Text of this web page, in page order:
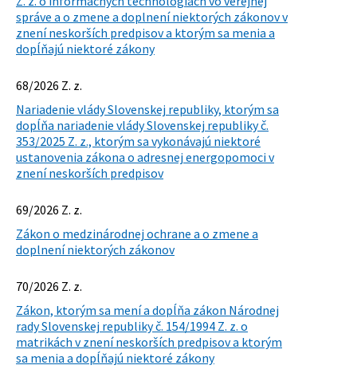
správe a o zmene a doplnení niektorých zákonov v
znení neskorších predpisov a ktorým sa menia a
dopĺňajú niektoré zákony
68/2026 Z. z.
Nariadenie vlády Slovenskej republiky, ktorým sa
dopĺňa nariadenie vlády Slovenskej republiky č.
353/2025 Z. z., ktorým sa vykonávajú niektoré
ustanovenia zákona o adresnej energopomoci v
znení neskorších predpisov
69/2026 Z. z.
Zákon o medzinárodnej ochrane a o zmene a
doplnení niektorých zákonov
70/2026 Z. z.
Zákon, ktorým sa mení a dopĺňa zákon Národnej
rady Slovenskej republiky č. 154/1994 Z. z. o
matrikách v znení neskorších predpisov a ktorým
sa menia a dopĺňajú niektoré zákony